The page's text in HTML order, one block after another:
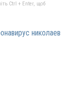
Ctrl + Enter, щоб
николаев